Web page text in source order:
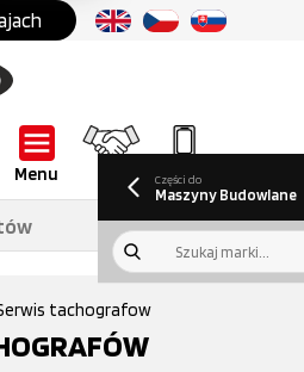
Ponad 700 marek
Menu Kontakt
do: Części do:
pracy
Promocje
Informator
Części do
Maszyny Budowlane
tachografow